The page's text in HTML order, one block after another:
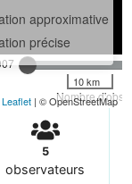
Nombre
approximative
précise
10 km
Leaflet | © OpenStreetMap
5
observateurs